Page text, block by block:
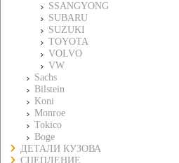
SSANGYONG
SUBARU
SUZUKI
TOYOTA
VOLVO
VW
Sachs
Bilstein
Koni
Monroe
Tokico
Boge
ДЕТАЛИ КУЗОВА
СЦЕПЛЕНИЕ